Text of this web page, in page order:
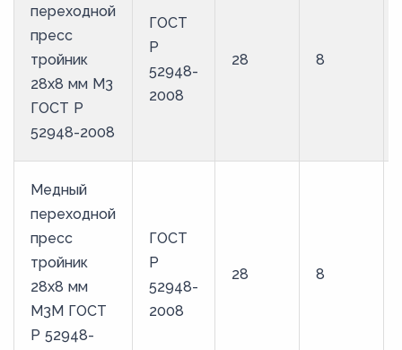
переходной
пресс
тройник
28х8 мм М3
ГОСТ Р
52948-2008
ГОСТ
Р
52948-
2008
28 8
Медный
переходной
пресс
тройник
28х8 мм
М3М ГОСТ
Р 52948-
ГОСТ
Р
52948-
2008
28 8